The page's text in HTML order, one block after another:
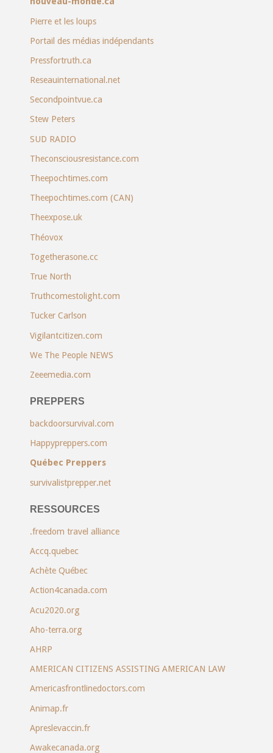
Pierre et les loups
Portail des médias indépendants
Pressfortruth.ca
Reseauinternational.net
Secondpointvue.ca
Stew Peters
SUD RADIO
Theconsciousresistance.com
Theepochtimes.com
Theepochtimes.com (CAN)
Theexpose.uk
Théovox
Togetherasone.cc
True North
Truthcomestolight.com
Tucker Carlson
Vigilantcitizen.com
We The People NEWS
Zeeemedia.com
PREPPERS
backdoorsurvival.com
Happypreppers.com
Québec Preppers
survivalistprepper.net
RESSOURCES
.freedom travel alliance
Accq.quebec
Achète Québec
Action4canada.com
Acu2020.org
Aho-terra.org
AHRP
AMERICAN CITIZENS ASSISTING AMERICAN LAW
Americasfrontlinedoctors.com
Animap.fr
Apreslevaccin.fr
Awakecanada.org